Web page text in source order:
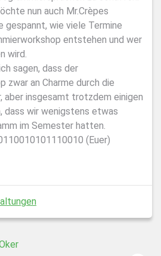
nun auch Mr.Crèpes
gespannt, wie viele Termine
entstehen und wer
wird.
sagen, dass der
zwar an Charme durch die
aber insgesamt trotzdem einigen
dass wir wenigstens etwas
im Semester hatten.
(Euer)